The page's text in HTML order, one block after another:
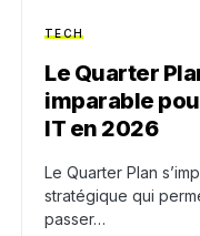
TECH
Le Quarter
imparable
IT en 2026
Le Quarter Plan
stratégique qui
passer…